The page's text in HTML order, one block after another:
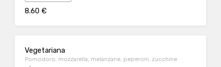
8.60 €
Vegetariana
Pomodoro, mozzarella, melanzane, peperoni, zucchine